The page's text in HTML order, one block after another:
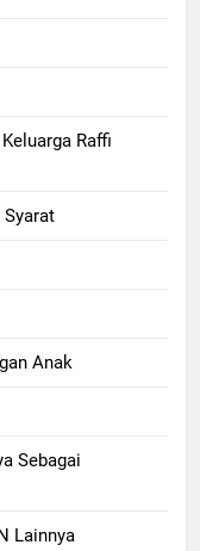
Raffi
Syarat
Anak
Sebagai
Lainnya